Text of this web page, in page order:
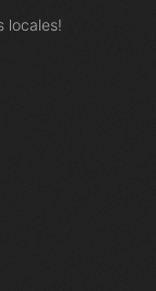
locales!